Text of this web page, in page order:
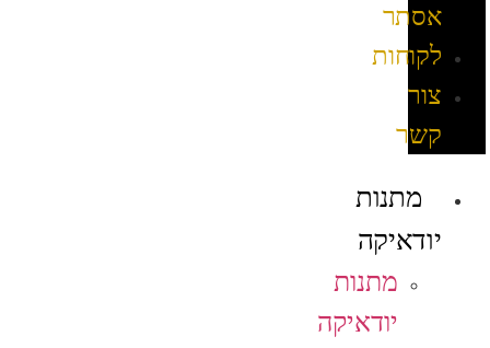
אסתר
לקוחות
צור
קשר
מתנות
יודאיקה
מתנות
יודאיקה